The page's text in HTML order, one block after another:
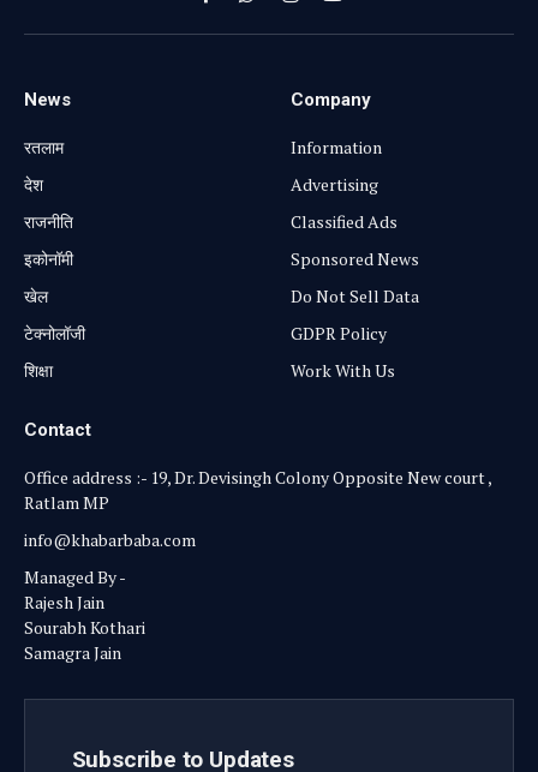
FacebookWhatsApp
InstagramYouTube
News
रतलाम
⁠देश
राजनीति
⁠इकोनॉमी
खेल
टेक्नोलॉजी
शिक्षा
Company
Information
Advertising
Classified Ads
Sponsored News
Do Not Sell Data
GDPR Policy
Work With Us
Contact
Office address :- 19, Dr. Devisingh Colony Opposite New court ,
Ratlam MP
info@khabarbaba.com
Managed By -
Rajesh Jain
Sourabh Kothari
Samagra Jain
Subscribe to Updates